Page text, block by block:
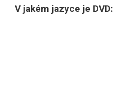
V jakém jazyce je DVD: